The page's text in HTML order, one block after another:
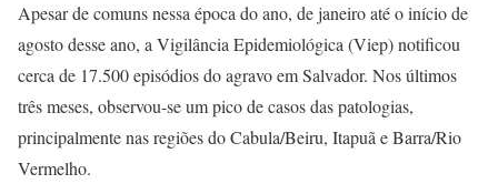
Apesar de comuns nessa época do ano, de janeiro até o início de
agosto desse ano, a Vigilância Epidemiológica (Viep) notificou
cerca de 17.500 episódios do agravo em Salvador. Nos últimos
três meses, observou-se um pico de casos das patologias,
principalmente nas regiões do Cabula/Beiru, Itapuã e Barra/Rio
Vermelho.